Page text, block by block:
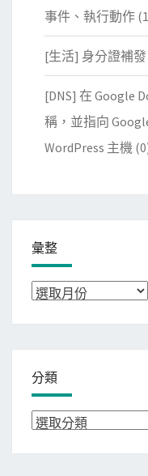
事件、執行動作
[生活] 身分證補
[DNS] 在 Google
稱，並指向
WordPress 主機
彙整
彙
分類
分